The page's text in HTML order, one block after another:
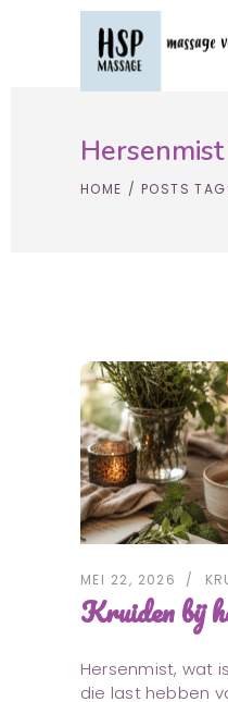
Hersenmist
HOME / POSTS
MEI 22, 2026
Kruiden bij
Hersenmist, wat
die last hebben